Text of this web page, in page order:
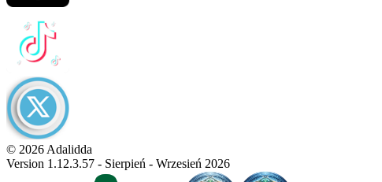
© 2026 Adalidda
Version 1.12.3.57 - Sierpień - Wrzesień 2026